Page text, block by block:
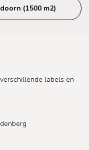
(1500 m2)
labels en